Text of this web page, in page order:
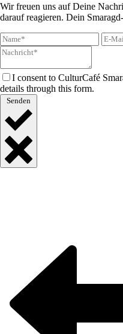
Wir freuen uns auf Deine
darauf reagieren. Dein
I consent to CulturCafé
details through this form.
Senden